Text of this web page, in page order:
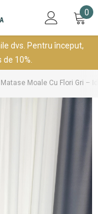
0
0
dvs. Pentru început,
10%.
Moale Cu Flori Gri –